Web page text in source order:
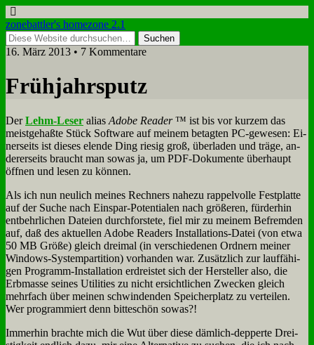
zonebattler's homezone 2.1
16. März 2013 • 7 Kommentare
Früh­jahrs­putz
DerLehm-Le­ser ali­as Ado­be Rea­der™ ist bis vor kur­zem das
meist­ge­haß­te Stück Soft­ware auf mei­nem be­tag­ten PC-ge­we­sen: Ei­
ner­seits ist die­ses elen­de Ding rie­sig groß, über­la­den und trä­ge, an­
de­rer­seits braucht man so­was ja, um PDF-Do­ku­men­te über­haupt
öff­nen und le­sen zu kön­nen.
Als ich nun neu­lich mei­nes Rech­ners na­he­zu rap­pel­vol­le Fest­plat­te
auf der Su­che nach Ein­spar-Po­ten­tia­len nach grö­ße­ren, für­der­hin
ent­behr­li­chen Da­tei­en durch­for­ste­te, fiel mir zu mei­nem Be­frem­den
auf, daß des ak­tu­el­len Ado­be Rea­ders In­stal­la­ti­ons-Da­tei (von et­wa
50 MB Grö­ße) gleich drei­mal (in ver­schie­de­nen Ord­nern mei­ner
Win­dows-Sy­stem­par­ti­ti­on) vor­han­den war. Zu­sätz­lich zur lauf­fä­hi­
gen Pro­gramm-In­stal­la­ti­on er­drei­stet sich der Her­stel­ler al­so, die
Erb­mas­se sei­nes Uti­li­ties zu nicht er­sicht­li­chen Zwecken gleich
mehr­fach über mei­nen schwin­den­den Spei­cher­platz zu ver­tei­len.
Wer pro­gram­miert denn bit­te­schön so­was?!
Im­mer­hin brach­te mich die Wut über die­se däm­lich-dep­per­te Drei­